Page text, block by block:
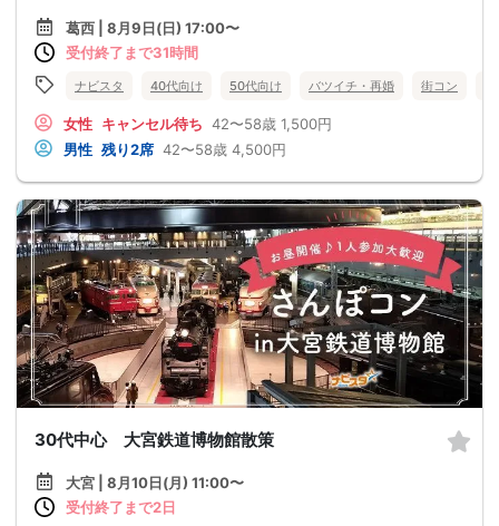
葛西 | 8月9日(日) 17:00〜
受付終了まで31時間
ナビスタ 40代向け 50代向け バツイチ・再婚 街コン
女性 キャンセル待ち 42〜58歳 1,500円
男性 残り2席 42〜58歳 4,500円
30代中心 大宮鉄道博物館散策
大宮 | 8月10日(月) 11:00〜
受付終了まで2日